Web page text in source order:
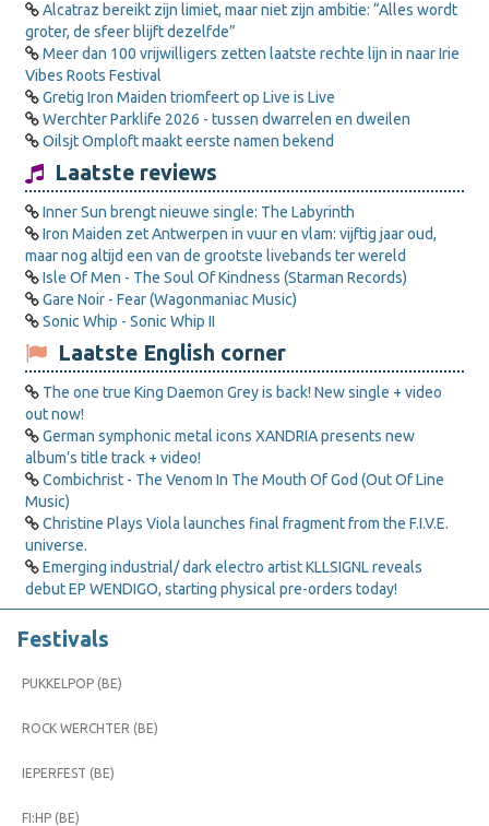
Alcatraz bereikt zijn limiet, maar niet zijn ambitie: “Alles wordt
groter, de sfeer blijft dezelfde”
Meer dan 100 vrijwilligers zetten laatste rechte lijn in naar Irie
Vibes Roots Festival
Gretig Iron Maiden triomfeert op Live is Live
Werchter Parklife 2026 - tussen dwarrelen en dweilen
Oilsjt Omploft maakt eerste namen bekend
Laatste reviews
Inner Sun brengt nieuwe single: The Labyrinth
Iron Maiden zet Antwerpen in vuur en vlam: vijftig jaar oud,
maar nog altijd een van de grootste livebands ter wereld
Isle Of Men - The Soul Of Kindness (Starman Records)
Gare Noir - Fear (Wagonmaniac Music)
Sonic Whip - Sonic Whip II
Laatste English corner
The one true King Daemon Grey is back! New single + video
out now!
German symphonic metal icons XANDRIA presents new
album’s title track + video!
Combichrist - The Venom In The Mouth Of God (Out Of Line
Music)
Christine Plays Viola launches final fragment from the F.I.V.E.
universe.
Emerging industrial/ dark electro artist KLLSIGNL reveals
debut EP WENDIGO, starting physical pre-orders today!
Festivals
PUKKELPOP (BE)
ROCK WERCHTER (BE)
IEPERFEST (BE)
FI:HP (BE)